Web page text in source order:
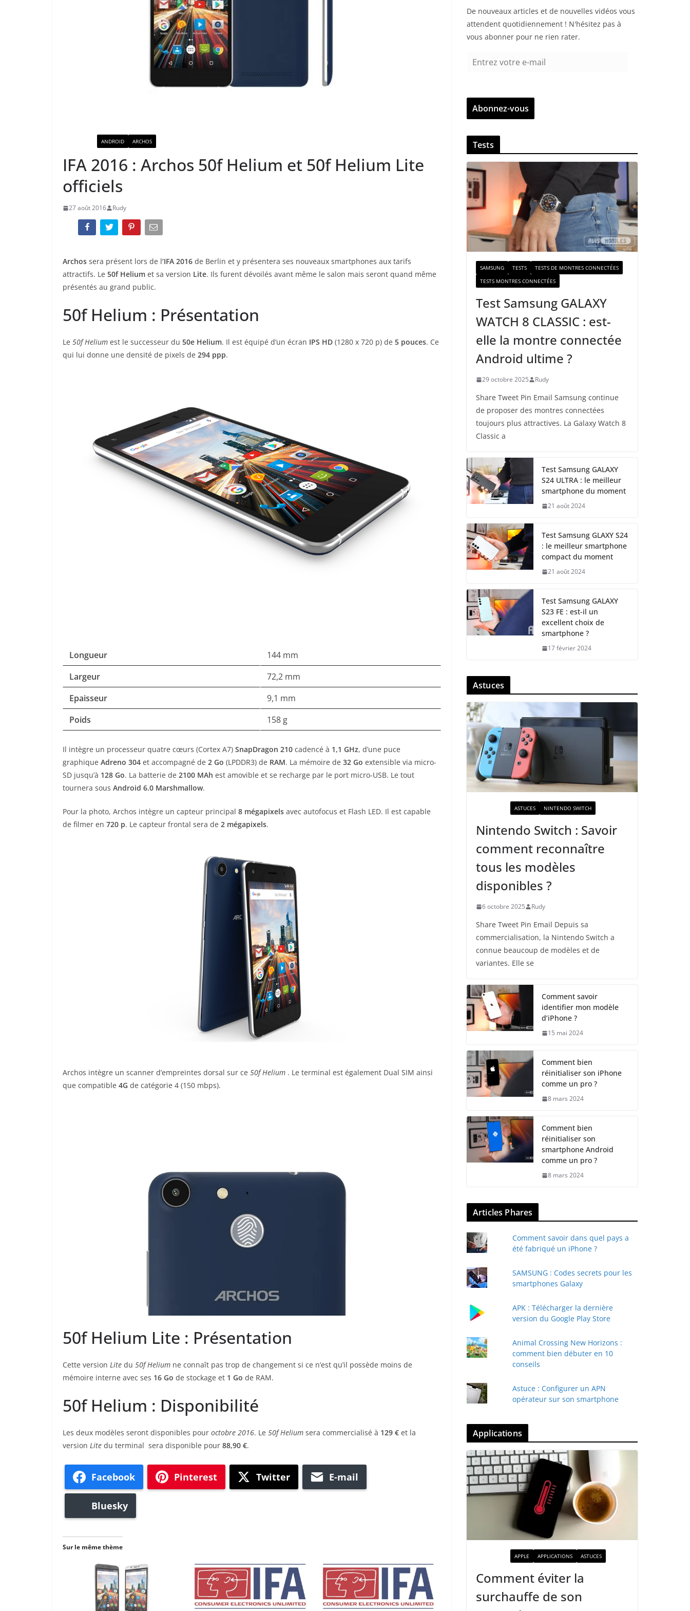
ANDROID ARCHOS
IFA 2016 : Archos 50f Helium et 50f Helium Lite
officiels
27 août 2016 Rudy
Archos sera présent lors de l‘IFA 2016 de Berlin et y présentera ses nouveaux smartphones aux tarifs
attractifs. Le 50f Helium et sa version Lite. Ils furent dévoilés avant même le salon mais seront quand même
présentés au grand public.
50f Helium : Présentation
Le 50f Helium est le successeur du 50e Helium. Il est équipé d’un écran IPS HD (1280 x 720 p) de 5 pouces. Ce
qui lui donne une densité de pixels de 294 ppp.
Longueur
144 mm
Largeur
72,2 mm
Epaisseur
9,1 mm
Poids
158 g
Il intègre un processeur quatre cœurs (Cortex A7) SnapDragon 210 cadencé à 1,1 GHz, d’une puce
graphique Adreno 304 et accompagné de 2 Go (LPDDR3) de RAM. La mémoire de 32 Go extensible via micro-
SD jusqu’à 128 Go. La batterie de 2100 MAh est amovible et se recharge par le port micro-USB. Le tout
tournera sous Android 6.0 Marshmallow.
Pour la photo, Archos intègre un capteur principal 8 mégapixels avec autofocus et Flash LED. Il est capable
de filmer en 720 p. Le capteur frontal sera de 2 mégapixels.
Archos intègre un scanner d’empreintes dorsal sur ce 50f Helium . Le terminal est également Dual SIM ainsi
que compatible 4G de catégorie 4 (150 mbps).
50f Helium Lite : Présentation
Cette version Lite du 50f Helium ne connaît pas trop de changement si ce n’est qu’il possède moins de
mémoire interne avec ses 16 Go de stockage et 1 Go de RAM.
50f Helium : Disponibilité
Les deux modèles seront disponibles pour octobre 2016. Le 50f Helium sera commercialisé à 129 € et la
version Lite du terminal sera disponible pour 88,90 €.
Facebook Pinterest Twitter E-mail
Bluesky
Sur le même thème
De nouveaux articles et de nouvelles vidéos vous
attendent quotidiennement ! N'hésitez pas à
vous abonner pour ne rien rater.
r
z
v
t
r
e
e
-
a
i
Abonnez-vous
Tests
SAMSUNG TESTS
TESTS DE MONTRES CONNECTÉES
TESTS MONTRES CONNECTÉES
Test Samsung GALAXY
WATCH 8 CLASSIC : est-
elle la montre connectée
Android ultime ?
29 octobre 2025 Rudy
Share Tweet Pin Email Samsung continue
de proposer des montres connectées
toujours plus attractives. La Galaxy Watch 8
Classic a
Test Samsung GALAXY
S24 ULTRA : le meilleur
smartphone du moment
21 août 2024
Test Samsung GLAXY S24
: le meilleur smartphone
compact du moment
21 août 2024
Test Samsung GALAXY
S23 FE : est-il un
excellent choix de
smartphone ?
17 février 2024
Astuces
ASTUCES NINTENDO SWITCH
Nintendo Switch : Savoir
comment reconnaître
tous les modèles
disponibles ?
6 octobre 2025 Rudy
Share Tweet Pin Email Depuis sa
commercialisation, la Nintendo Switch a
connue beaucoup de modèles et de
variantes. Elle se
Comment savoir
identifier mon modèle
d’iPhone ?
15 mai 2024
Comment bien
réinitialiser son iPhone
comme un pro ?
8 mars 2024
Comment bien
réinitialiser son
smartphone Android
comme un pro ?
8 mars 2024
Articles Phares
Comment savoir dans quel pays a
été fabriqué un iPhone ?
SAMSUNG : Codes secrets pour les
smartphones Galaxy
APK : Télécharger la dernière
version du Google Play Store
Animal Crossing New Horizons :
comment bien débuter en 10
conseils
Astuce : Configurer un APN
opérateur sur son smartphone
Applications
APPLE APPLICATIONS ASTUCES
Comment éviter la
surchauffe de son